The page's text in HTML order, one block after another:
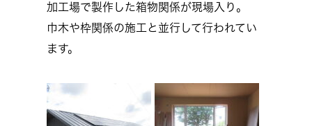
加工場で製作した箱物関係が現場入り。
巾木や枠関係の施工と並行して行われてい
ます。